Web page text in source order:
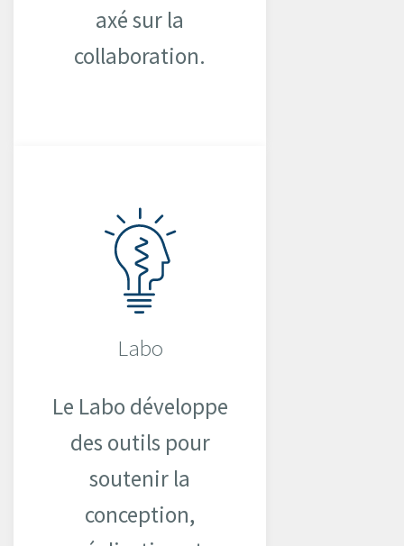
axé sur la
collaboration.
Labo
Le Labo développe
des outils pour
soutenir la
conception,